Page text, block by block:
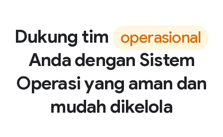
Dukung tim operasional
Anda dengan Sistem
Operasi yang aman dan
mudah dikelola